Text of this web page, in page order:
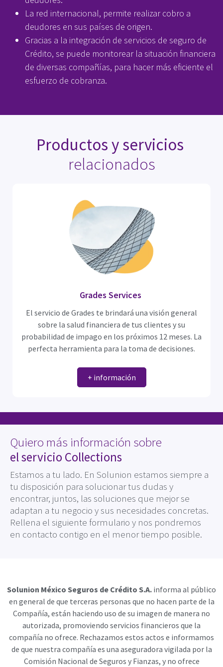
La red internacional, permite realizar cobro a
deudores en sus países de origen.
Gracias a la integración de servicios de seguro de
Crédito, se puede monitorear la situación financiera
de diversas compañías, para hacer más eficiente el
esfuerzo de cobranza.
Productos y servicios
relacionados
Grades Services
El servicio de Grades te brindará una visión general
sobre la salud financiera de tus clientes y su
probabilidad de impago en los próximos 12 meses. La
perfecta herramienta para la toma de decisiones.
+ información
Quiero más información sobre
el servicio Collections
Estamos a tu lado. En Solunion estamos siempre a
tu disposición para solucionar tus dudas y
encontrar, juntos, las soluciones que mejor se
adaptan a tu negocio y sus necesidades concretas.
Rellena el siguiente formulario y nos pondremos
en contacto contigo en el menor tiempo posible.
Solunion México Seguros de Crédito S.A. informa al público
en general de que terceras personas que no hacen parte de la
Compañía, están haciendo uso de su imagen de manera no
autorizada, promoviendo servicios financieros que la
compañía no ofrece. Rechazamos estos actos e informamos
de que nuestra compañía es una aseguradora vigilada por la
Comisión Nacional de Seguros y Fianzas, y no ofrece